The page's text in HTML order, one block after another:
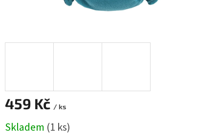
459 Kč / ks
cena:
Skladem (1 ks)